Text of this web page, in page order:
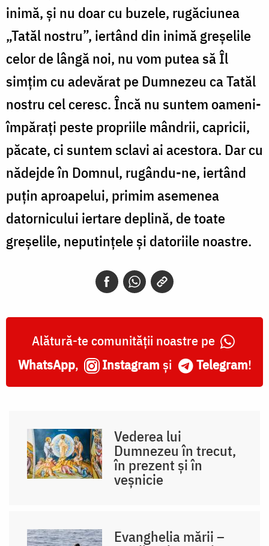
inimă, și nu doar cu buzele, rugăciunea
„Tatăl nostru”, iertând din inimă greșelile
celor de lângă noi, nu vom putea să Îl
simțim cu adevărat pe Dumnezeu ca Tatăl
nostru cel ceresc. Încă nu suntem oameni-
împărați peste propriile mândrii, capricii,
păcate, ci suntem sclavi ai acestora. Dar cu
nădejde în Domnul, rugându-ne, iertând
puțin aproapelui, primim asemenea
datornicului iertare deplină, de toate
greșelile, neputințele și datoriile noastre.
Alătură-te comunității noastre pe
WhatsApp, Instagram și Telegram!
Vederea lui
Dumnezeu în trecut,
în prezent și în
veșnicie
Evanghelia mării –